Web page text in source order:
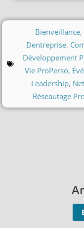
Bienveillance,
Dentreprise,
Développement
Vie ProPerso,
Leadership,
Réseautage